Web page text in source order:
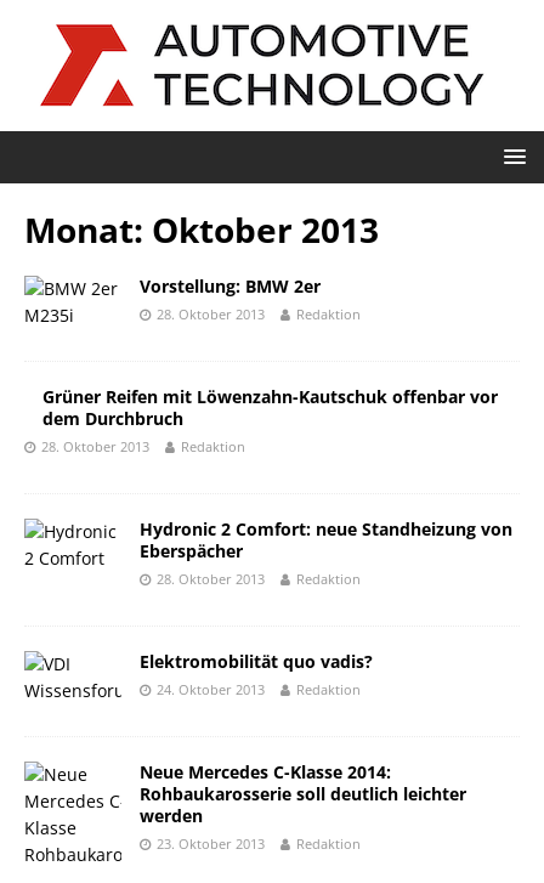
Monat: Oktober 2013
Vorstellung: BMW 2er
28. Oktober 2013 Redaktion
Grüner Reifen mit Löwenzahn-Kautschuk offenbar vor
dem Durchbruch
28. Oktober 2013 Redaktion
Hydronic 2 Comfort: neue Standheizung von
Eberspächer
28. Oktober 2013 Redaktion
Elektromobilität quo vadis?
24. Oktober 2013 Redaktion
Neue Mercedes C-Klasse 2014:
Rohbaukarosserie soll deutlich leichter
werden
23. Oktober 2013 Redaktion